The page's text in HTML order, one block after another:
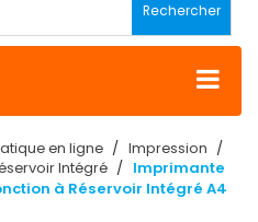
Rechercher
en ligne
Impression
Intégré
Imprimante
à Réservoir Intégré A4